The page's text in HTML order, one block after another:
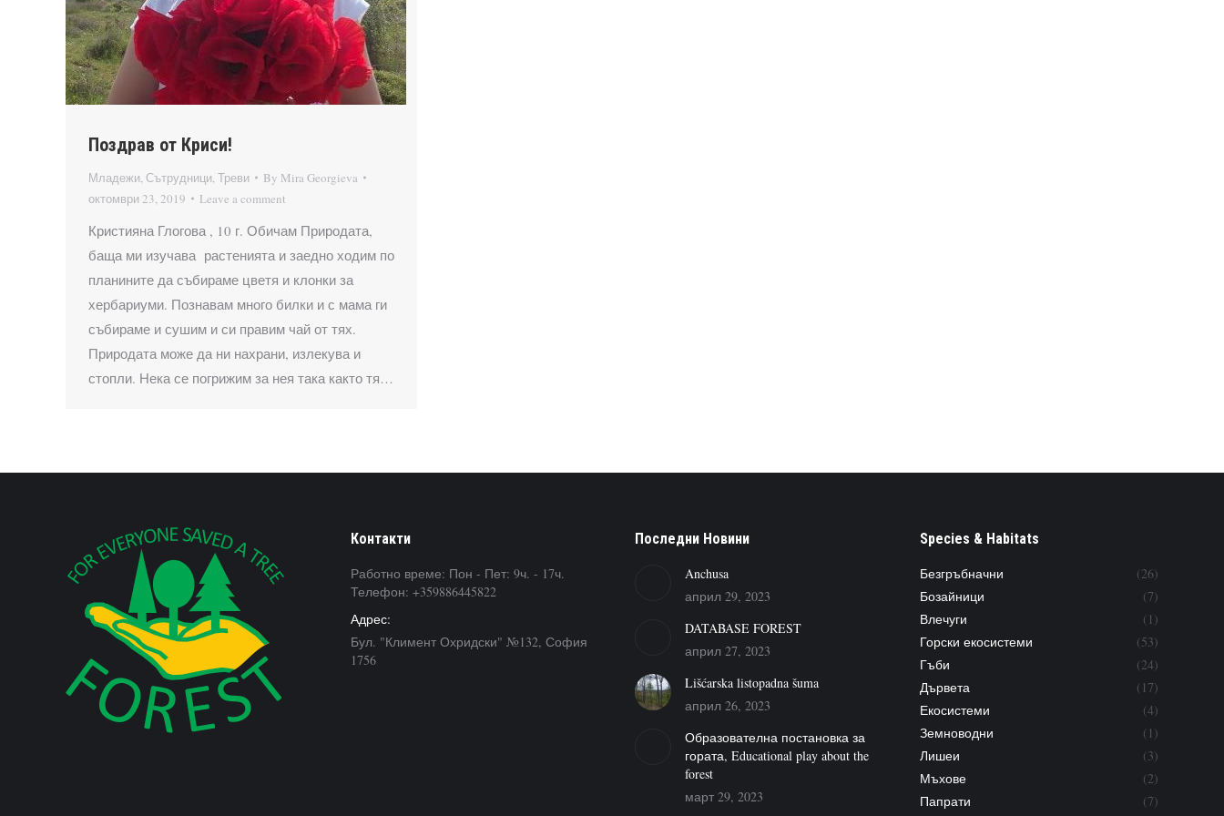
Поздрав от Криси!
Младежи, Сътрудници,Треви By Mira Georgieva
октомври 23, 2019
Leave a comment
Кристияна Глогова , 10 г. Обичам Природата,
баща ми изучава растенията и заедно ходим по
планините да събираме цветя и клонки за
хербариуми. Познавам много билки и с мама ги
събираме и сушим и си правим чай от тях.
Природата може да ни нахрани, излекува и
стопли. Нека се погрижим за нея така както тя…
Контакти
Работно време: Пон - Пет: 9ч. - 17ч.
Телефон: +359886445822
Адрес:
Бул. "Климент Охридски" №132, София
1756
Последни Новини
Anchusa
април 29, 2023
DATABASE FOREST
април 27, 2023
Lišćarska listopadna šuma
април 26, 2023
Образователна постановка за
гората, Educational play about the
forest
март 29, 2023
Species & Habitats
Безгръбначни
(26)
Бозайници
(7)
Влечуги
(1)
Горски екосистеми
(53)
Гъби
(24)
Дървета
(17)
Екосистеми
(4)
Земноводни
(1)
Лишеи
(3)
Мъхове
(2)
Папрати
(7)